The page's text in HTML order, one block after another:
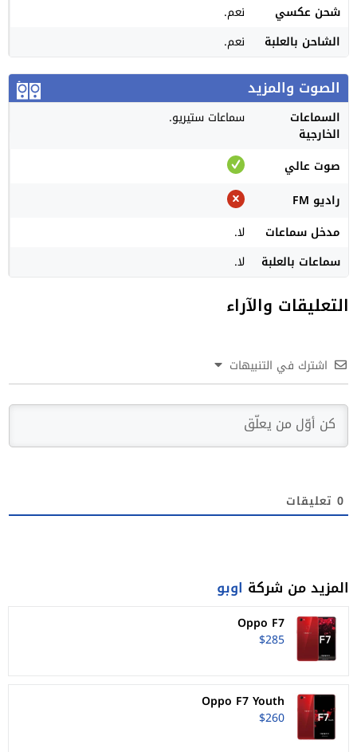
شحن عكسي
نعم.
الشاحن بالعلبة
نعم.
الصوت والمزيد
السماعات
الخارجية
سماعات ستيريو.
صوت عالي
راديو FM
مدخل سماعات
لا.
سماعات بالعلبة
لا.
التعليقات والآراء
اشترك في التنبيهات
0 تعليقات
المزيد من شركة اوبو
Oppo F7
$285
Oppo F7 Youth
$260